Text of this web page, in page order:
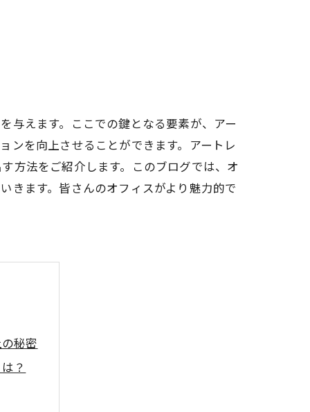
与えます。ここでの鍵となる要素が、アー
ンを向上させることができます。アートレ
方法をご紹介します。このブログでは、オ
きます。皆さんのオフィスがより魅力的で
秘密
？